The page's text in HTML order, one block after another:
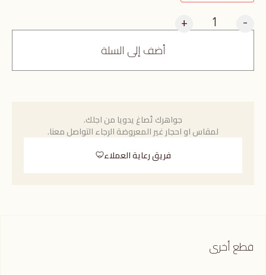
-
+
أضف إلى السلة
جواهرك تُصاغ يدويا من اجلك.
لمقاس او احجار غير المعروضة الرجاء التواصل معنا.
فريق رعاية العملاء
قطع أخرى